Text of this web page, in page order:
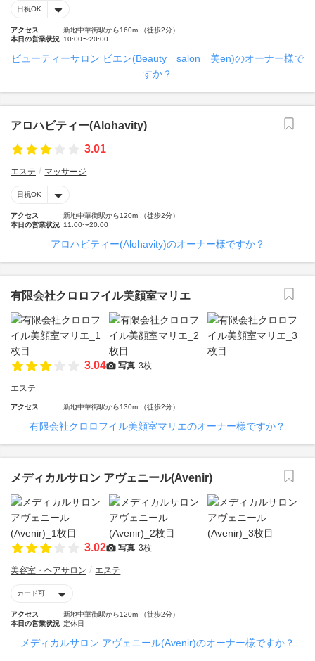
日祝OK
アクセス
新地中華街駅から160m （徒歩2分）
本日の営業状況 10:00〜20:00
ビューティーサロン ビエン(Beauty salon 美en)のオーナー様で
すか？
アロハビティー(Alohavity)
3.01
エステ マッサージ
日祝OK
アクセス
新地中華街駅から120m （徒歩2分）
本日の営業状況 11:00〜20:00
アロハビティー(Alohavity)のオーナー様ですか？
有限会社クロロフイル美顔室マリエ
3.04 写真 3枚
エステ
アクセス 新地中華街駅から130m （徒歩2分）
有限会社クロロフイル美顔室マリエのオーナー様ですか？
メディカルサロン アヴェニール(Avenir)
3.02 写真 3枚
美容室・ヘアサロン エステ
カード可
アクセス
新地中華街駅から120m （徒歩2分）
本日の営業状況 定休日
メディカルサロン アヴェニール(Avenir)のオーナー様ですか？